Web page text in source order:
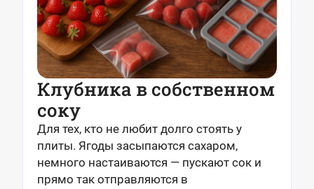
Клубника в собственном
соку
Для тех, кто не любит долго стоять у
плиты. Ягоды засыпаются сахаром,
немного настаиваются — пускают сок и
прямо так отправляются в